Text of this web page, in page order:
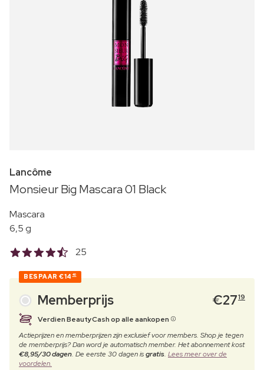
Lancôme
Monsieur Big Mascara 01 Black
Mascara
6,5 g
25
BESPAAR €14 40
Memberprijs €2719
Verdien BeautyCash op alle aankopen
Actieprijzen en memberprijzen zijn exclusief voor members. Shop je tegen
de memberprijs? Dan word je automatisch member. Het abonnement kost
€8,95/30 dagen. De eerste 30 dagen isgratis. Lees meer over de
voordelen.